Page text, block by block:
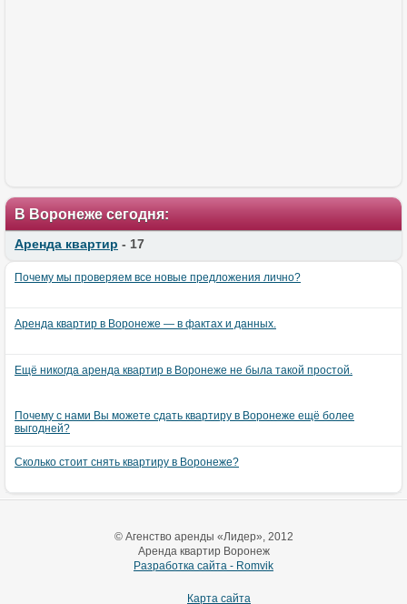
В Воронеже сегодня:
Аренда квартир - 17
Почему мы проверяем все новые предложения лично?
Аренда квартир в Воронеже — в фактах и данных.
Ещё никогда аренда квартир в Воронеже не была такой простой.
Почему с нами Вы можете сдать квартиру в Воронеже ещё более
выгодней?
Сколько стоит снять квартиру в Воронеже?
© Агенство аренды «Лидер», 2012
Аренда квартир Воронеж
Разработка сайта - Romvik
Карта сайта